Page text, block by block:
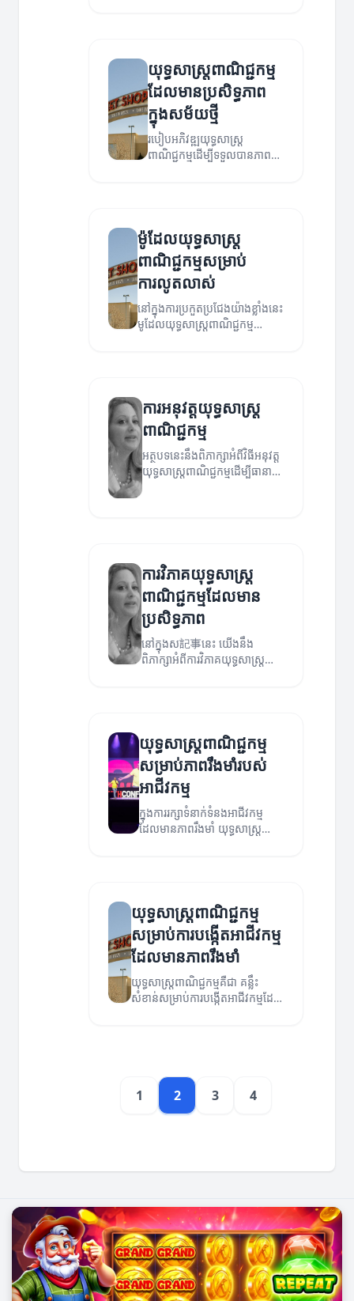
យុទ្ធសាស្ត្រពាណិជ្ជកម្ម
ដែលមានប្រសិទ្ធភាព
ក្នុងសម័យថ្មី
របៀបអភិវឌ្ឍយុទ្ធសាស្ត្រ
ពាណិជ្ជកម្មដើម្បីទទួលបានភាព
ម៉ូដែលយុទ្ធសាស្ត្រ
ពាណិជ្ជកម្មសម្រាប់
ការលូតលាស់
នៅក្នុងការប្រកួតប្រជែងយ៉ាងខ្លាំងនេះ
មូដែលយុទ្ធសាស្ត្រពាណិជ្ជកម្ម
ការអនុវត្តយុទ្ធសាស្ត្រ
ពាណិជ្ជកម្ម
អត្ថបទនេះនឹងពិភាក្សាអំពីវិធីអនុវត្ត
យុទ្ធសាស្ត្រពាណិជ្ជកម្មដើម្បីធានាថា
អាជីវកម្មរបស់អ្នកមានភាព
ការវិភាគយុទ្ធសាស្ត្រ
ពាណិជ្ជកម្មដែលមាន
ប្រសិទ្ធភាព
នៅក្នុងស記事នេះ យើងនឹង
ពិភាក្សាអំពីការវិភាគយុទ្ធសាស្ត្រ
យុទ្ធសាស្ត្រពាណិជ្ជកម្ម
សម្រាប់ភាពរឹងមាំរបស់
អាជីវកម្ម
ក្នុងការរក្សាទំនាក់ទំនងអាជីវកម្ម
ដែលមានភាពរឹងមាំ យុទ្ធសាស្ត្រ
យុទ្ធសាស្ត្រពាណិជ្ជកម្ម
សម្រាប់ការបង្កើតអាជីវកម្ម
ដែលមានភាពរឹងមាំ
យុទ្ធសាស្ត្រពាណិជ្ជកម្មគឺជា គន្លឹះ
សំខាន់សម្រាប់ការបង្កើតអាជីវកម្មដែល
1 2 3 4